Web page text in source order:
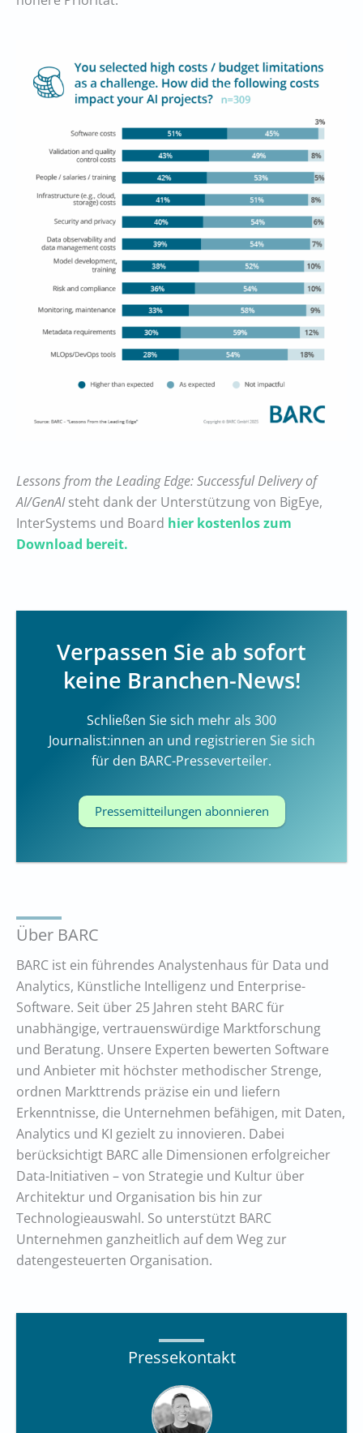
Lessons from the Leading Edge: Successful Delivery of
AI/GenAIsteht dank der Unterstützung von BigEye,
InterSystems und Board hier kostenlos zum
Download bereit.
Verpassen Sie ab sofort
keine Branchen-News!
Schließen Sie sich mehr als 300
Journalist:innen an und registrieren Sie sich
für den BARC-Presseverteiler.
Pressemitteilungen abonnieren
Über BARC
BARC ist ein führendes Analystenhaus für Data und
Analytics, Künstliche Intelligenz und Enterprise-
Software. Seit über 25 Jahren steht BARC für
unabhängige, vertrauenswürdige Marktforschung
und Beratung. Unsere Experten bewerten Software
und Anbieter mit höchster methodischer Strenge,
ordnen Markttrends präzise ein und liefern
Erkenntnisse, die Unternehmen befähigen, mit Daten,
Analytics und KI gezielt zu innovieren. Dabei
berücksichtigt BARC alle Dimensionen erfolgreicher
Data-Initiativen – von Strategie und Kultur über
Architektur und Organisation bis hin zur
Technologieauswahl. So unterstützt BARC
Unternehmen ganzheitlich auf dem Weg zur
datengesteuerten Organisation.
Pressekontakt